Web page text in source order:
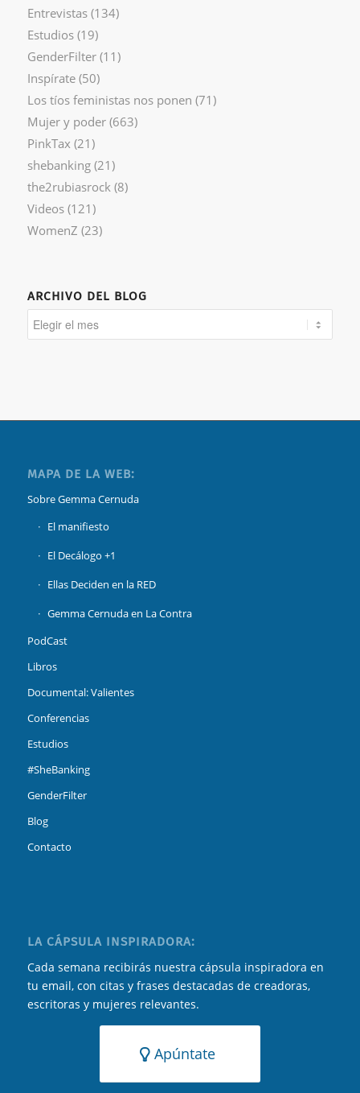
Entrevistas(134)
Estudios(19)
GenderFilter(11)
Inspírate(50)
Los tíos feministas nos ponen (71)
Mujer y poder(663)
PinkTax (21)
shebanking(21)
the2rubiasrock (8)
Videos(121)
WomenZ (23)
ARCHIVO DEL BLOG
MAPA DE LA WEB:
Sobre Gemma Cernuda
El manifiesto
El Decálogo +1
Ellas Deciden en la RED
Gemma Cernuda en La Contra
PodCast
Libros
Documental: Valientes
Conferencias
Estudios
#SheBanking
GenderFilter
Blog
Contacto
LA CÁPSULA INSPIRADORA:
Cada semana recibirás nuestra cápsula inspiradora en
tu email, con citas y frases destacadas de creadoras,
escritoras y mujeres relevantes.
Apúntate